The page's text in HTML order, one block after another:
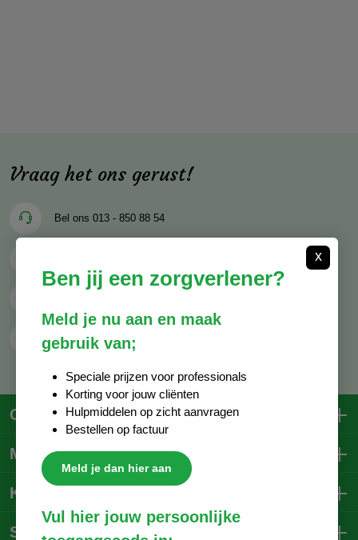
Vraag het ons gerust!
Bel ons 013 - 850 88 54
Contactformulier
Contactgegevens
Mijn account
Klantenservice
Social Media
x
Ben jij een zorgverlener?
Meld je nu aan en maak
gebruik van;
Speciale prijzen voor professionals
Korting voor jouw cliënten
Hulpmiddelen op zicht aanvragen
Bestellen op factuur
Meld je dan hier aan
Vul hier jouw persoonlijke